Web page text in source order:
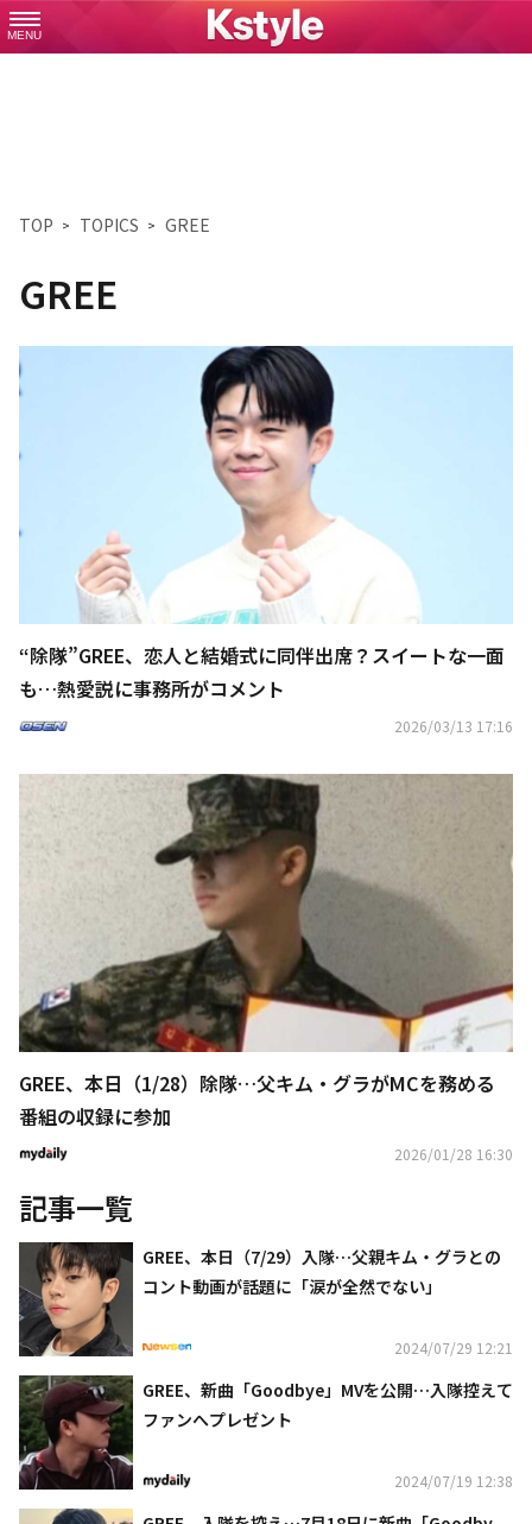
MENU
TOP TOPICS GREE
GREE
“除隊”GREE、恋人と結婚式に同伴出席？スイートな一面
も…熱愛説に事務所がコメント
2026/03/13 17:16
GREE、本日（1/28）除隊…父キム・グラがMCを務める
番組の収録に参加
2026/01/28 16:30
記事一覧
GREE、本日（7/29）入隊…父親キム・グラとの
コント動画が話題に「涙が全然でない」
2024/07/29 12:21
GREE、新曲「Goodbye」MVを公開…入隊控えて
ファンへプレゼント
2024/07/19 12:38